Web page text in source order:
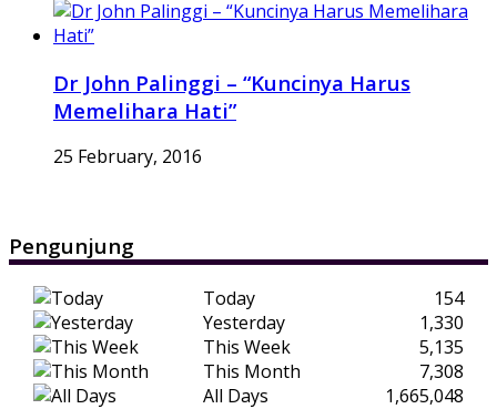
Dr John Palinggi – “Kuncinya Harus
Memelihara Hati”
25 February, 2016
Pengunjung
Today
154
Yesterday
1,330
This Week
5,135
This Month
7,308
All Days
1,665,048